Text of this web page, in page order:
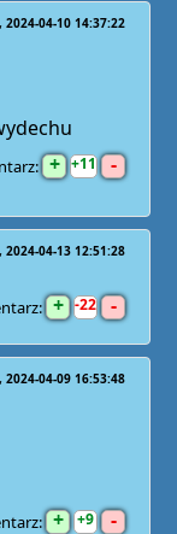
2024-04-10 14:37:22
+ 11 -
2024-04-13 12:51:28
+ 22 -
2024-04-09 16:53:48
+ 9 -